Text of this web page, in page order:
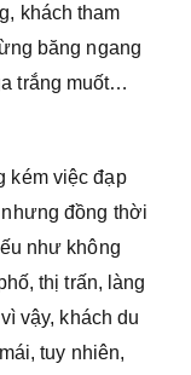
khách tham
băng ngang
trắng muốt…
kém việc đạp
đồng thời
như không
thị trấn, làng
vậy, khách du
tuy nhiên,